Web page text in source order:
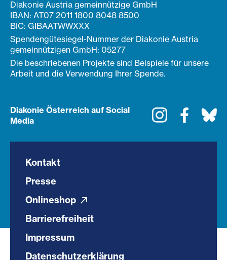
Diakonie Austria gemeinnützige GmbH
IBAN: AT07 2011 1800 8048 8500
BIC: GIBAATWWXXX
Spendengütesiegel-Nummer der Diakonie Austria
gemeinnützigen GmbH: 05277
Die beschriebenen Projekte sind Beispiele für unsere
Arbeit und die Verwendung Ihrer Spende.
Diakonie Österreich auf Social
Media
Instagram
Kontakt
Presse
Onlineshop
Barrierefreiheit
Impressum
Datenschutzerklärung